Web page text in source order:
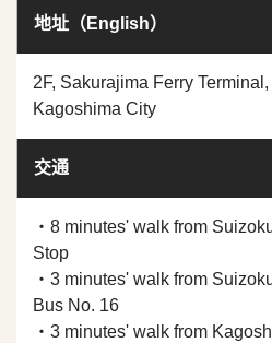
地址（English）
2F, Sakurajima Ferry
Kagoshima City
交通
・8 minutes' walk from
Stop
・3 minutes' walk from
Bus No. 16
・3 minutes' walk from